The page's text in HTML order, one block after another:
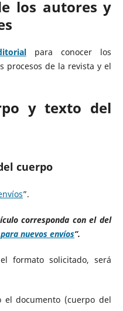
los autores y
para conocer los
procesos de la revista y el
y texto del
cuerpo
”.
corresponda con el del
nuevos envíos”.
formato solicitado, será
el documento (cuerpo del